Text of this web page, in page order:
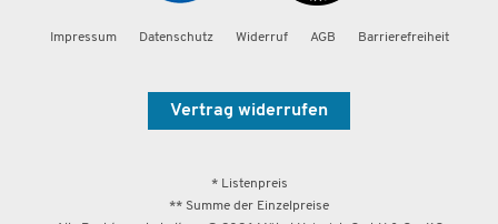
Impressum Datenschutz Widerruf AGB Barrierefreiheit
Vertrag widerrufen
* Listenpreis
** Summe der Einzelpreise